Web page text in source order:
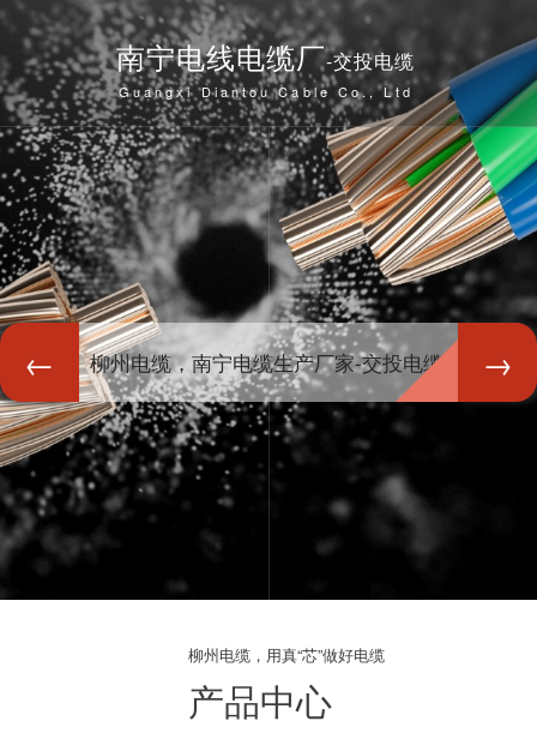
南宁电线电缆厂-交投电缆
Guangxi Diantou Cable Co., Ltd
柳州电缆，南宁电缆生产厂家-交投电缆
柳州电缆，用真“芯”做好电缆
产品中心